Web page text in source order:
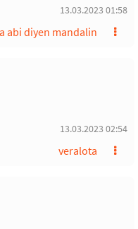
13.03.2023 01:58
abi diyen mandalin
13.03.2023 02:54
veralota